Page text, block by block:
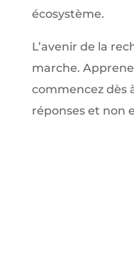
écosystème.
L’avenir de la
marche.
commencez dès
réponses et non